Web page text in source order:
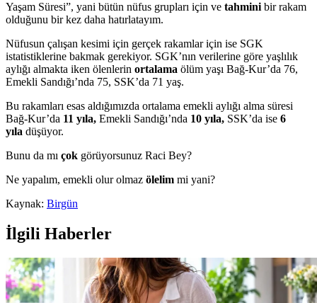
Yaşam Süresi”, yani bütün nüfus grupları için ve tahmini bir rakam
olduğunu bir kez daha hatırlatayım.
Nüfusun çalışan kesimi için gerçek rakamlar için ise SGK
istatistiklerine bakmak gerekiyor. SGK’nın verilerine göre yaşlılık
aylığı almakta iken ölenlerin ortalama ölüm yaşı Bağ-Kur’da 76,
Emekli Sandığı’nda 75, SSK’da 71 yaş.
Bu rakamları esas aldığımızda ortalama emekli aylığı alma süresi
Bağ-Kur’da 11 yıla, Emekli Sandığı’nda 10 yıla, SSK’da ise 6
yıla düşüyor.
Bunu da mı çok görüyorsunuz Raci Bey?
Ne yapalım, emekli olur olmaz ölelim mi yani?
Kaynak: Birgün
İlgili Haberler